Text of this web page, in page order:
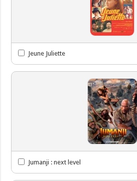
Jeune Juliette
Jumanji : next level